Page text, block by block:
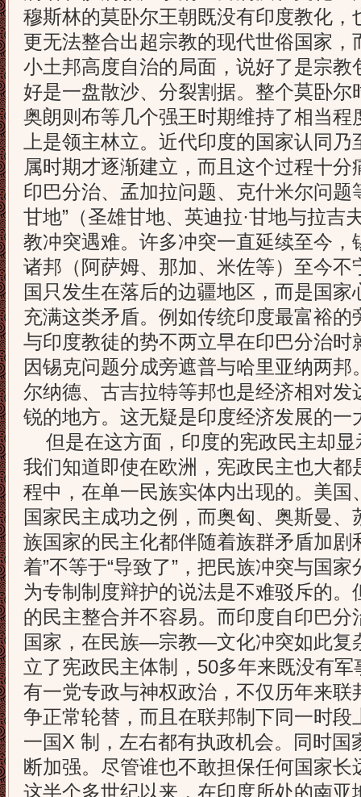
穆斯林的莫卧尔王朝既没有印度教化，
更无法整合出超宗教的现代世俗国家
小土邦高度自治的局面，说好了是宗教
好是一盘散沙、分裂割据。整个莫卧
奥朗则布等几个强王时期维持了相当程
上是领主林立。近代印度的国家认同
属时期才逐渐建立，而且这个过程十
印巴分治、孟加拉问题、克什米尔问题
甘地”（圣雄甘地、英迪拉·甘地与拉吉
教冲突遇难。许多冲突一直延续至今，
诸邦（阿萨姆、那加、米佐等）至今不
国只发生在落后的边疆地区，而是国
充满这类矛盾。例如传统印度最富裕
与印度教徒的势不两立早在印巴分治时
因锡克问题分成旁遮普与哈里亚纳两
尔纳德、古吉拉特等邦也是经济相对
锐的地方。这无疑是印度经济发展的一
但是在这方面，印度的宪政民主却显
我们知道即使在欧洲，宪政民主也大都
程中，在单一民族实体内出现的。美国
国家民主成功之例，而奥匈、奥斯曼
族国家的民主化都伴随着族群矛盾加剧
着”不等于“导致了”，把民族冲突与国
为专制制度辩护的说法是不难驳斥的
的民主整合并不容易。而印度自印巴
国家，在民族—宗教—文化冲突如此复
立了宪政民主体制，50多年来既没有
有一党专政与神权政治，不仅历年来联
争正常轮替，而且在联邦制下同一时段
一国X 制，左右都有执政机会。同时国
断加强。尽管谁也不敢担保任何国家
这半个多世纪以来，在印度所处的南亚